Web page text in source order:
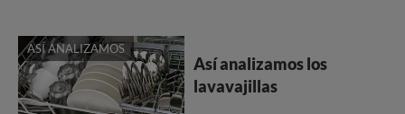
ASÍ ANALIZAMOS
Así analizamos los
lavavajillas